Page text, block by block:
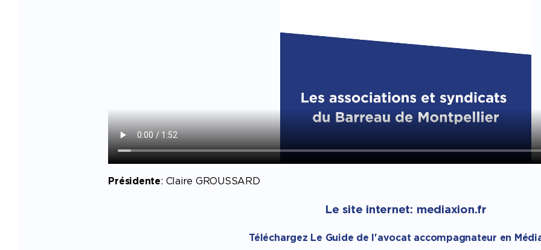
Présidente: Claire GROUSSARD
Le site internet: mediaxion.fr
Téléchargez Le Guide de l'avocat accompagnateur en